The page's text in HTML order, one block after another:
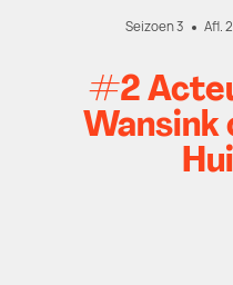
Seizoen 3 Afl. 2
#2
Wansink